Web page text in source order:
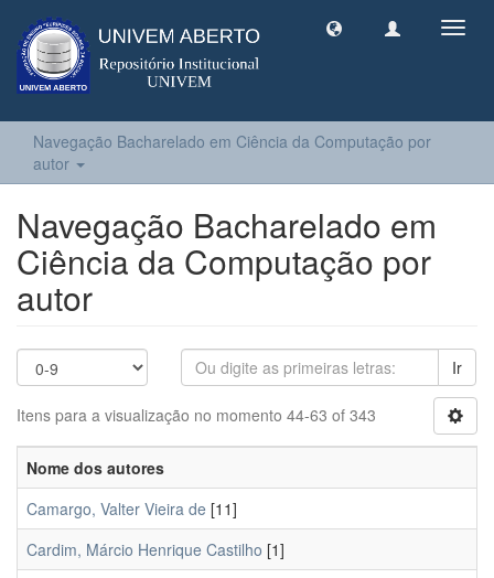
Navegação Bacharelado em Ciência da Computação por
autor
Navegação Bacharelado em
Ciência da Computação por
autor
Ir
Itens para a visualização no momento 44-63 of 343
Nome dos autores
Camargo, Valter Vieira de [11]
Cardim, Márcio Henrique Castilho [1]